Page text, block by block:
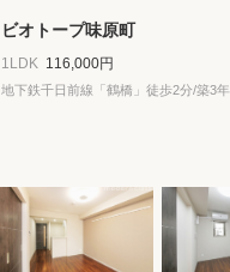
ビオトープ味原町
1LDK 116,000円
地下鉄千日前線「鶴橋」徒歩2分/築3年